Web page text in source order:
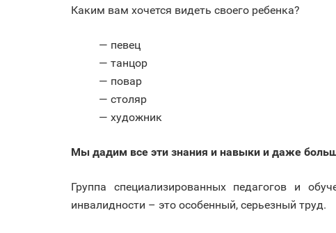
Каким вам хочется видеть своего ребенка?
— певец
— танцор
— повар
— столяр
— художник⠀
Мы дадим все эти знания и навыки и даже
Группа специализированных педагогов и
инвалидности – это особенный, серьезный труд.